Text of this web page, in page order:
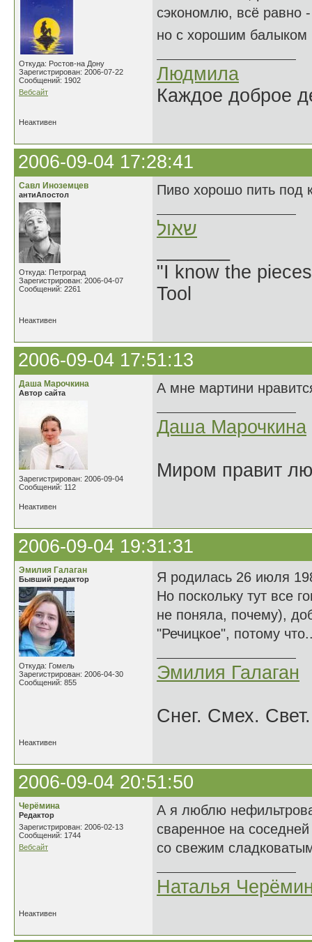
Откуда: Ростов-на Дону
Зарегистрирован: 2006-07-22
Сообщений: 1902
Вебсайт
сэкономлю, всё равно
но с хорошим балыком
Людмила
Каждое доброе
Неактивен
2006-09-04 17:28:41
Савл Иноземцев
антиАпостол
Откуда: Петроград
Зарегистрирован: 2006-04-07
Сообщений: 2261
Пиво хорошо пить под
שאול
"I know the
Tool
Неактивен
2006-09-04 17:51:13
Даша Марочкина
Автор сайта
Зарегистрирован: 2006-09-04
Сообщений: 112
А мне мартини
Даша Марочкина
Миром правит
Неактивен
2006-09-04 19:31:31
Эмилия Галаган
Бывший редактор
Откуда: Гомель
Зарегистрирован: 2006-04-30
Сообщений: 855
Я родилась 26 июля
Но поскольку тут все
не поняла, почему),
"Речицкое", потому
Эмилия Галаган
Снег. Смех. Свет.
Неактивен
2006-09-04 20:51:50
Черёмина
Редактор
Зарегистрирован: 2006-02-13
Сообщений: 1744
Вебсайт
А я люблю
сваренное на
со свежим
Наталья
Неактивен